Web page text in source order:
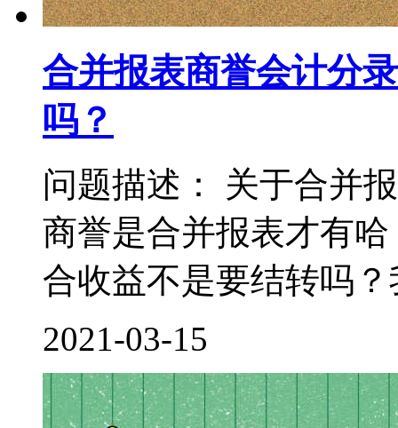
合并报表商誉会计分
吗？
问题描述： 关于合并
商誉是合并报表才有
合收益不是要结转吗
2021-03-15